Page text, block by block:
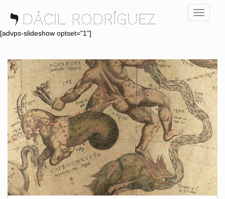
p
[advps-slideshow optset="1"]